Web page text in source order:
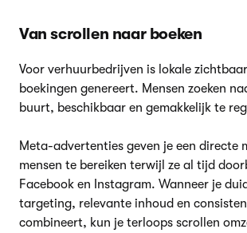
Van scrollen naar boeken
Voor verhuurbedrijven is lokale
boekingen genereert. Mensen zoeken
buurt, beschikbaar en gemakkelijk te
Meta-advertenties geven je een directe
mensen te bereiken terwijl ze al tijd
Facebook en Instagram. Wanneer je
targeting, relevante inhoud en
combineert, kun je terloops scrollen